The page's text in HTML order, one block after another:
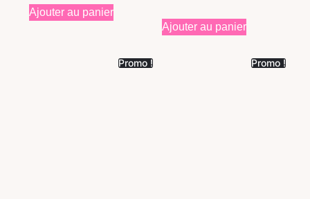
Ajouter au panier
Ajouter au panier
Promo ! Promo !